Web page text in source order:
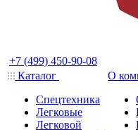
+7 (499) 450-90-08
Каталог
Спецтехника
Легковые
Легковой
О